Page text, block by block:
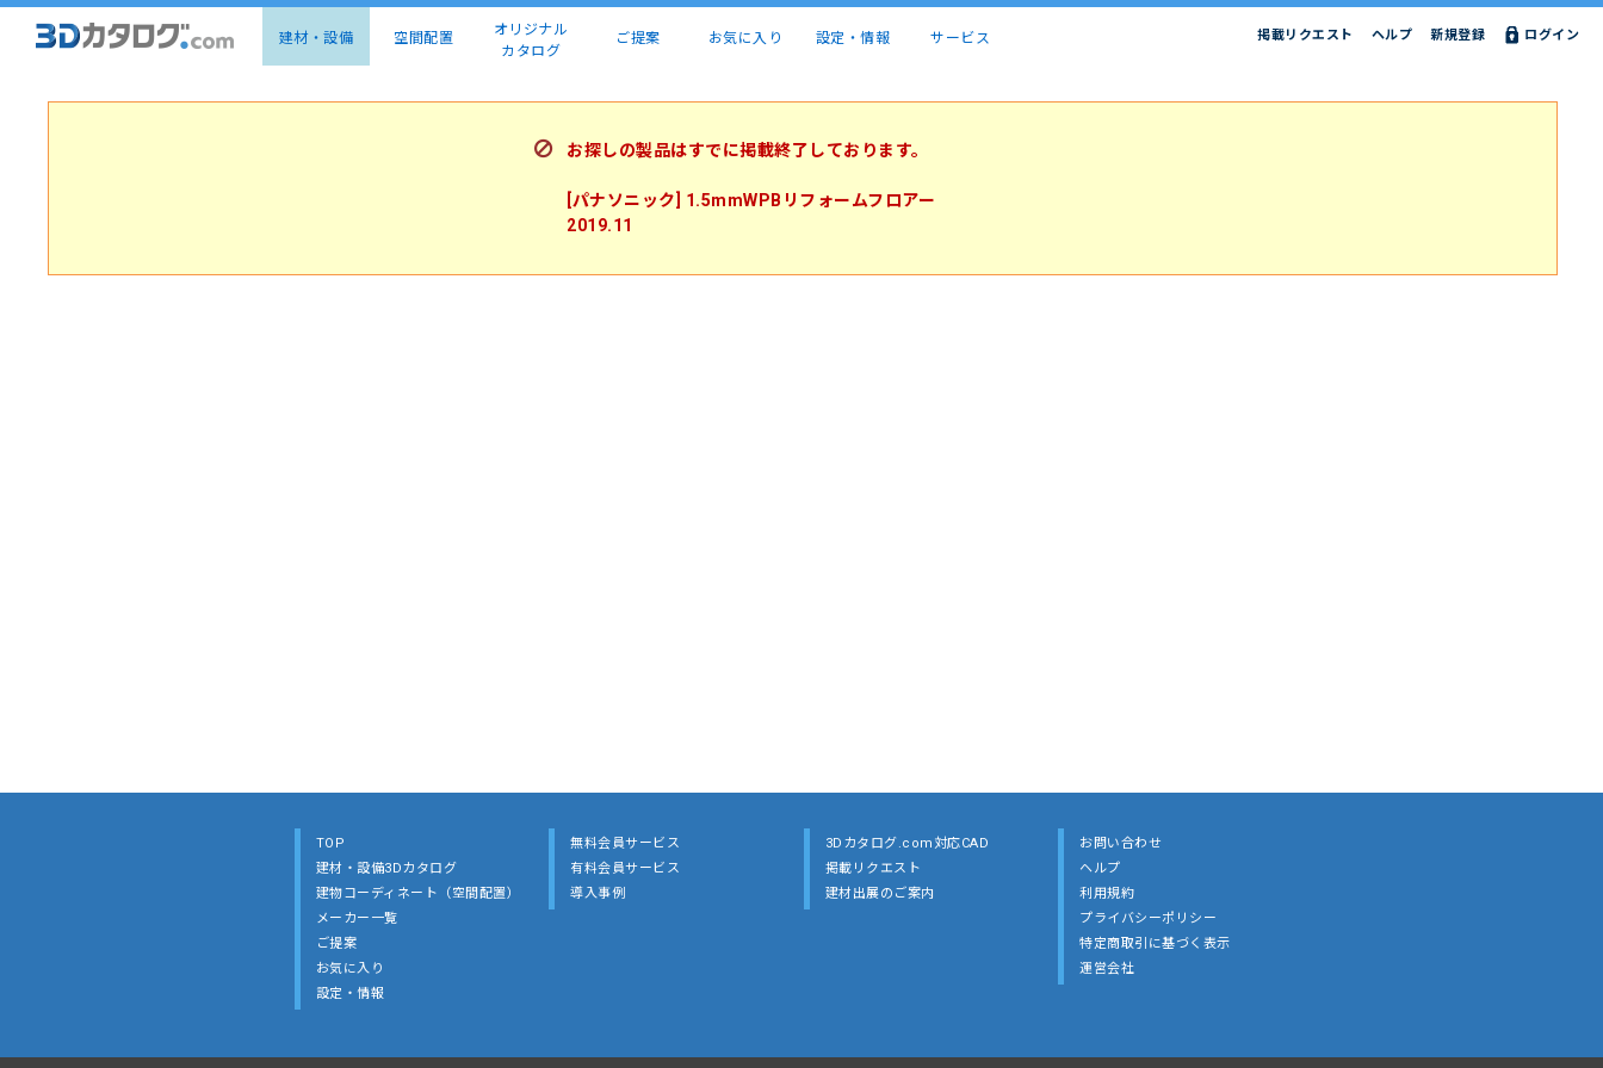
建材・設備 空間配置
オリジナル
カタログ
ご提案 お気に入り 設定・情報 サービス ログイン
新規登録
ヘルプ
掲載リクエスト
お探しの製品はすでに掲載終了しております。
[パナソニック] 1.5mmWPBリフォームフロアー
2019.11
TOP
建材・設備3Dカタログ
建物コーディネート（空間配置）
メーカー一覧
ご提案
お気に入り
設定・情報
無料会員サービス
有料会員サービス
導入事例
3Dカタログ.com対応CAD
掲載リクエスト
建材出展のご案内
お問い合わせ
ヘルプ
利用規約
プライバシーポリシー
特定商取引に基づく表示
運営会社